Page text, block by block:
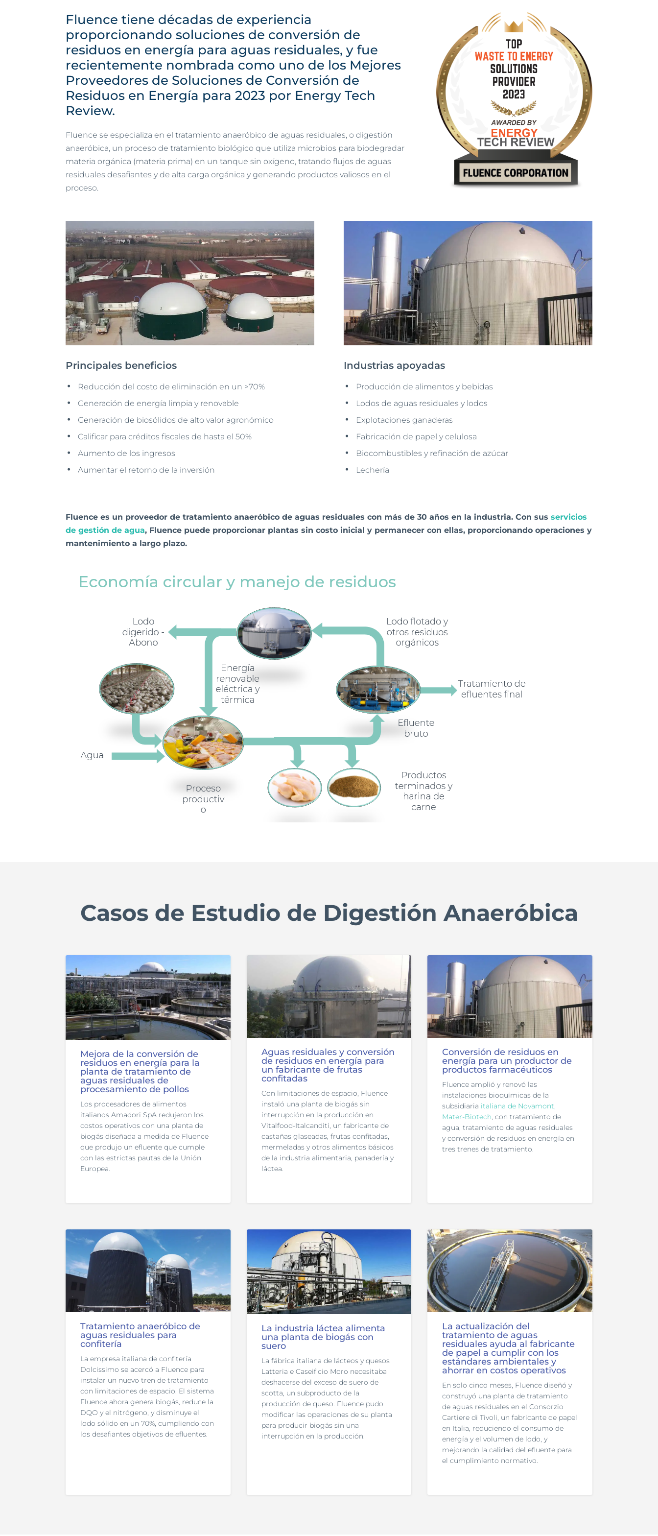
Fluence tiene décadas de experiencia
proporcionando soluciones de conversión de
residuos en energía para aguas residuales, y fue
recientemente nombrada como uno de los Mejores
Proveedores de Soluciones de Conversión de
Residuos en Energía para 2023 por Energy Tech
Review.
Fluence se especializa en el tratamiento anaeróbico de aguas residuales, o digestión
anaeróbica, un proceso de tratamiento biológico que utiliza microbios para biodegradar
materia orgánica (materia prima) en un tanque sin oxígeno, tratando flujos de aguas
residuales desafiantes y de alta carga orgánica y generando productos valiosos en el
proceso.
Principales beneficios
Reducción del costo de eliminación en un >70%
Generación de energía limpia y renovable
Generación de biosólidos de alto valor agronómico
Calificar para créditos fiscales de hasta el 50%
Aumento de los ingresos
Aumentar el retorno de la inversión
Industrias apoyadas
Producción de alimentos y bebidas
Lodos de aguas residuales y lodos
Explotaciones ganaderas
Fabricación de papel y celulosa
Biocombustibles y refinación de azúcar
Lechería
Fluence es un proveedor de tratamiento anaeróbico de aguas residuales con más de 30 años en la industria. Con susservicios
de gestión de agua, Fluence puede proporcionar plantas sin costo inicial y permanecer con ellas, proporcionando operaciones y
mantenimiento a largo plazo.
Casos de Estudio de Digestión Anaeróbica
Mejora de la conversión de
residuos en energía para la
planta de tratamiento de
aguas residuales de
procesamiento de pollos
Los procesadores de alimentos
italianos Amadori SpA redujeron los
costos operativos con una planta de
biogás diseñada a medida de Fluence
que produjo un efluente que cumple
con las estrictas pautas de la Unión
Europea.
Aguas residuales y conversión
de residuos en energía para
un fabricante de frutas
confitadas
Con limitaciones de espacio, Fluence
instaló una planta de biogás sin
interrupción en la producción en
Vitalfood-Italcanditi, un fabricante de
castañas glaseadas, frutas confitadas,
mermeladas y otros alimentos básicos
de la industria alimentaria, panadería y
láctea.
Conversión de residuos en
energía para un productor de
productos farmacéuticos
Fluence amplió y renovó las
instalaciones bioquímicas de la
subsidiaria italiana de Novamont,
Mater-Biotech, con tratamiento de
agua, tratamiento de aguas residuales
y conversión de residuos en energía en
tres trenes de tratamiento.
Tratamiento anaeróbico de
aguas residuales para
confitería
La empresa italiana de confitería
Dolcissimo se acercó a Fluence para
instalar un nuevo tren de tratamiento
con limitaciones de espacio. El sistema
Fluence ahora genera biogás, reduce la
DQO y el nitrógeno, y disminuye el
lodo sólido en un 70%, cumpliendo con
los desafiantes objetivos de efluentes.
La industria láctea alimenta
una planta de biogás con
suero
La fábrica italiana de lácteos y quesos
Latteria e Caseificio Moro necesitaba
deshacerse del exceso de suero de
scotta, un subproducto de la
producción de queso. Fluence pudo
modificar las operaciones de su planta
para producir biogás sin una
interrupción en la producción.
La actualización del
tratamiento de aguas
residuales ayuda al fabricante
de papel a cumplir con los
estándares ambientales y
ahorrar en costos operativos
En solo cinco meses, Fluence diseñó y
construyó una planta de tratamiento
de aguas residuales en el Consorzio
Cartiere di Tivoli, un fabricante de papel
en Italia, reduciendo el consumo de
energía y el volumen de lodo, y
mejorando la calidad del efluente para
el cumplimiento normativo.